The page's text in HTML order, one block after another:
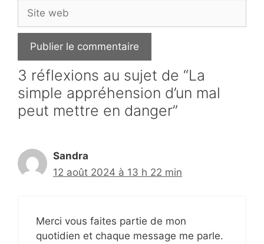
web
3 réflexions au sujet de “La
simple appréhension d’un mal
peut mettre en danger”
Sandra
12 août 2024 à 13 h 22 min
Merci vous faites partie de mon
quotidien et chaque message me parle.